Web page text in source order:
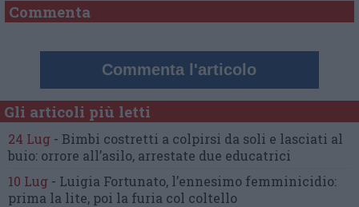
Commenta
Commenta l'articolo
Gli articoli più letti
24 Lug - Bimbi costretti a colpirsi da soli e lasciati al
buio: orrore all’asilo, arrestate due educatrici
10 Lug - Luigia Fortunato, l’ennesimo femminicidio:
prima la lite, poi la furia col coltello